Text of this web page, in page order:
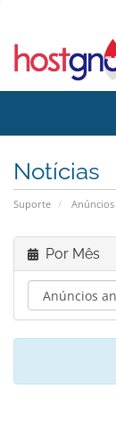
Notícias
Suporte Anúncios
Por Mês